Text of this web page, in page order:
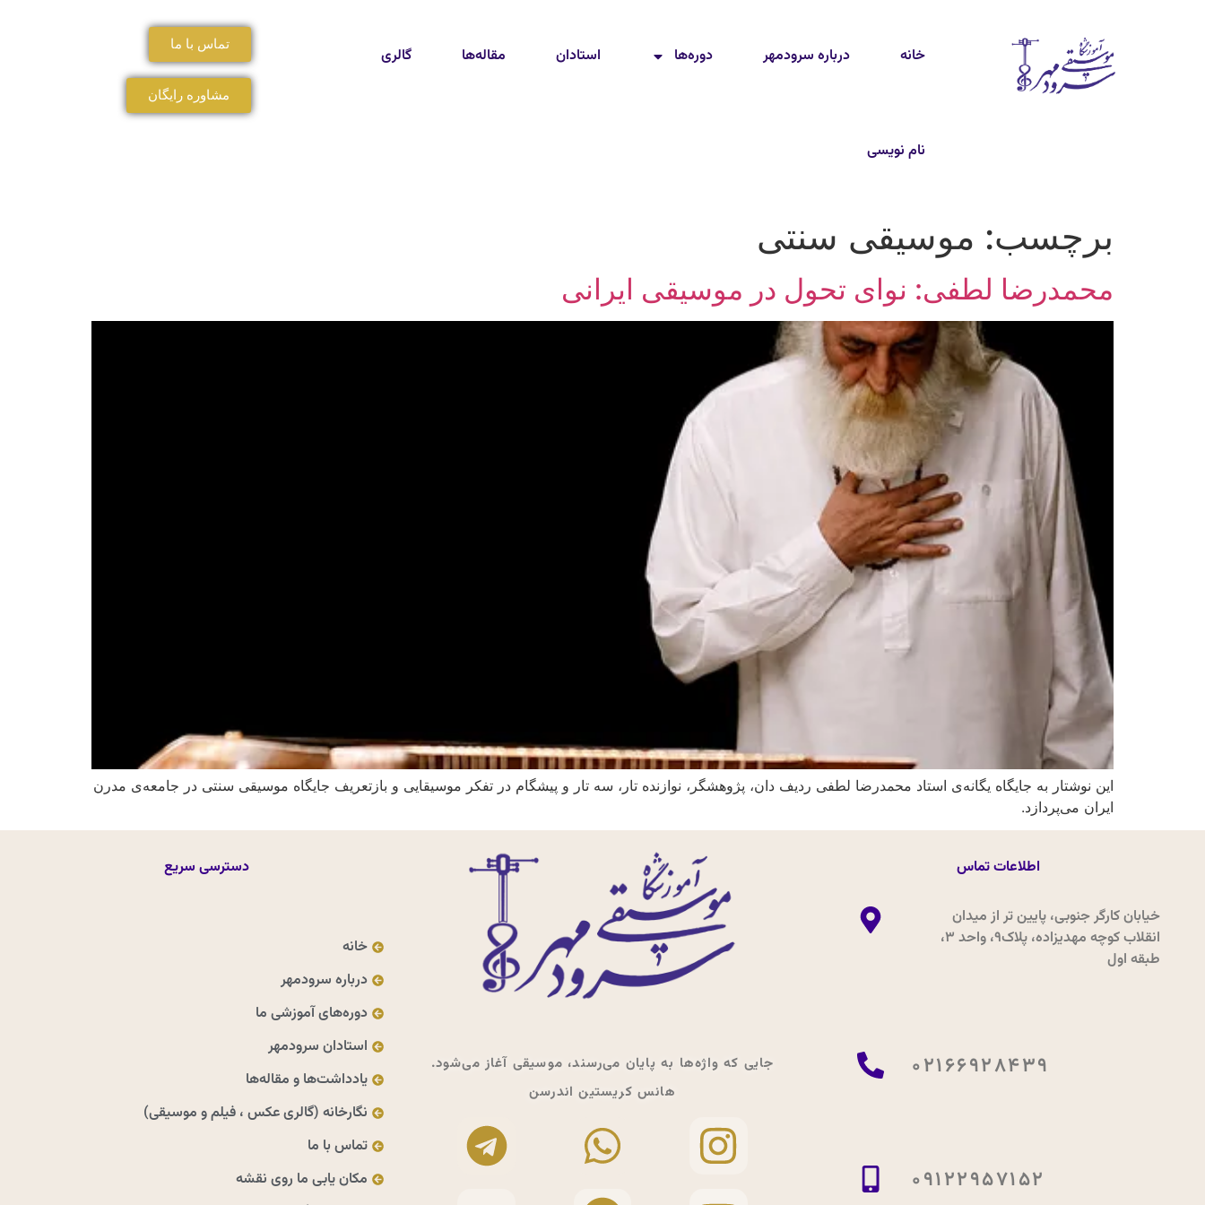
خانه درباره سرودمهر دوره‌ها استادان مقاله‌ها گالری
نام نویسی
تماس با ما
مشاوره رایگان
برچسب: موسیقی سنتی
محمدرضا لطفی: نوای تحول در موسیقی ایرانی
این نوشتار به جایگاه یگانه‌ی استاد محمدرضا لطفی ردیف دان، پژوهشگر، نوازنده تار، سه تار و پیشگام در تفکر موسیقایی و بازتعریف جایگاه موسیقی سنتی در جامعه‌ی مدرن
ایران می‌پردازد.
اطلاعات تماس
خیابان کارگر جنوبی، پایین تر از میدان
انقلاب کوچه مهدیزاده، پلاک9، واحد 3،
طبقه اول
02166928439
09122957152
جایی که واژه‌ها به پایان می‌رسند، موسیقی آغاز می‌شود.
هانس کریستین اندرسن
دسترسی سریع
خانه
درباره سرودمهر
دوره‌های آموزشی ما
استادان سرودمهر
یادداشت‌ها و مقاله‌ها
نگارخانه (گالری عکس ، فیلم و موسیقی)
تماس با ما
مکان یابی ما روی نقشه